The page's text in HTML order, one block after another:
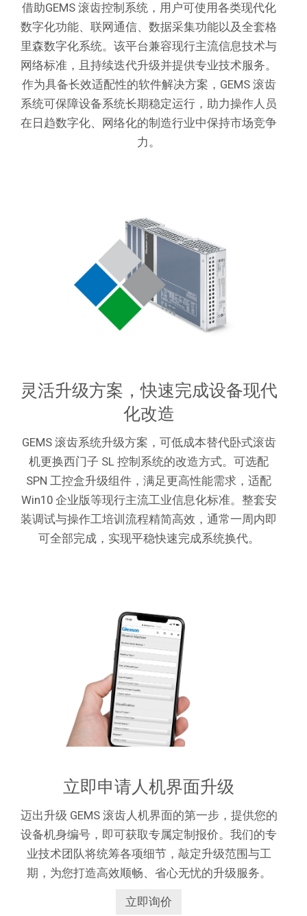
借助GEMS 滚齿控制系统，用户可使用各类现代化
数字化功能、联网通信、数据采集功能以及全套格
里森数字化系统。该平台兼容现行主流信息技术与
网络标准，且持续迭代升级并提供专业技术服务。
作为具备长效适配性的软件解决方案，GEMS 滚齿
系统可保障设备系统长期稳定运行，助力操作人员
在日趋数字化、网络化的制造行业中保持市场竞争
力。
灵活升级方案，快速完成设备现代
化改造
GEMS 滚齿系统升级方案，可低成本替代卧式滚齿
机更换西门子 SL 控制系统的改造方式。 可选配
SPN 工控盒升级组件，满足更高性能需求，适配
Win10 企业版等现行主流工业信息化标准。 整套安
装调试与操作工培训流程精简高效，通常一周内即
可全部完成，实现平稳快速完成系统换代。
立即申请人机界面升级
迈出升级 GEMS 滚齿人机界面的第一步，提供您的
设备机身编号，即可获取专属定制报价。我们的专
业技术团队将统筹各项细节，敲定升级范围与工
期，为您打造高效顺畅、省心无忧的升级服务。
立即询价